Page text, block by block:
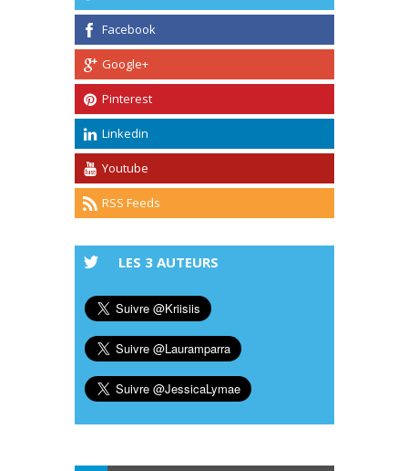
Facebook
Google+
Pinterest
Linkedin
Youtube
RSS Feeds
LES 3 AUTEURS